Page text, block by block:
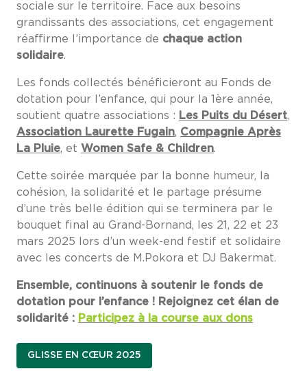
sociale sur le territoire. Face aux besoins
grandissants des associations, cet engagement
réaffirme l’importance de chaque action
solidaire.
Les fonds collectés bénéficieront au Fonds de
dotation pour l’enfance, qui pour la 1ère année,
soutient quatre associations : Les Puits du Désert,
Association Laurette Fugain, Compagnie Après
La Pluie, et Women Safe & Children.
Cette soirée marquée par la bonne humeur, la
cohésion, la solidarité et le partage présume
d’une très belle édition qui se terminera par le
bouquet final au Grand-Bornand, les 21, 22 et 23
mars 2025 lors d’un week-end festif et solidaire
avec les concerts de M.Pokora et DJ Bakermat.
Ensemble, continuons à soutenir le fonds de
dotation pour l’enfance ! Rejoignez cet élan de
solidarité : Participez à la course aux dons
GLISSE EN CŒUR 2025